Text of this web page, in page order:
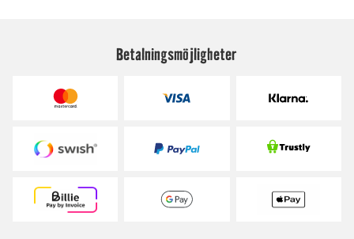
Betalningsmöjligheter